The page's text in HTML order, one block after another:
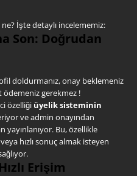
İşte detaylı incelememiz:
Son: Doğrudan
doldurmanız, onay beklemeniz
gerekmez !
özelliği üyelik sisteminin
ve admin onayından
Bu, özellikle
hızlı sonuç almak isteyen
Erişim